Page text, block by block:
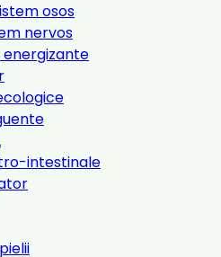
osos
nervos
energizante
intestinale